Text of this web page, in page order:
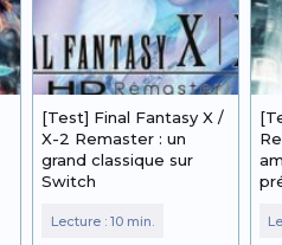
[Test] Final Fantasy X /
X-2 Remaster : un
grand classique sur
Switch